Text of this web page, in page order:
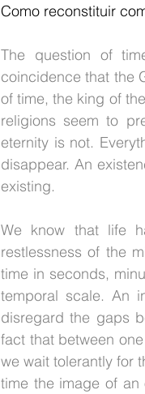
Como reconstituir
The question of
coincidence that the
of time, the king of
religions seem to
eternity is not.
disappear. An
existing.
We know that life
restlessness of the
time in seconds,
temporal scale. An
disregard the gaps
fact that between
we wait tolerantly for
time the image of an